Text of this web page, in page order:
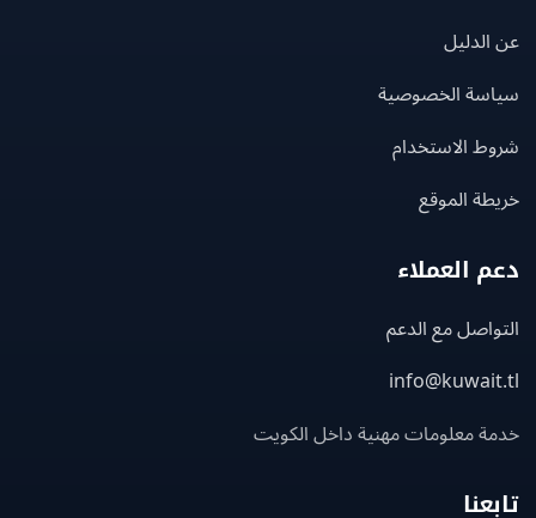
الخصوصية
الاستخدام
الموقع
العملاء
مع الدعم
معلومات مهنية داخل الكويت